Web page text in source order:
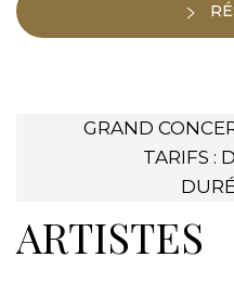
GRAND
TARIFS :
ARTISTES